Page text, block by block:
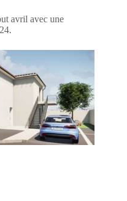
avril avec une